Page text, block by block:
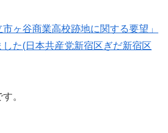
ヶ谷商業高校跡地に関する要望」
た(日本共産党新宿区ぎだ新宿区
。